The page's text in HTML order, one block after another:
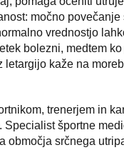
močno povečanje
vrednostjo
bolezni, medtem ko
letargijo kaže na
trenerjem in
Specialist športne
območja srčnega